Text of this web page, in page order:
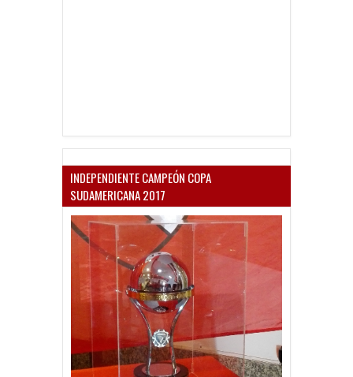
INDEPENDIENTE CAMPEÓN COPA
SUDAMERICANA 2017